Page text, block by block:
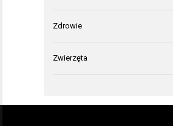
Zdrowie
Zwierzęta